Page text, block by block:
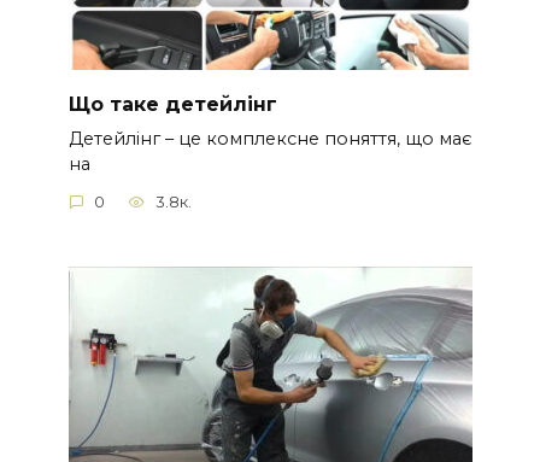
Що таке детейлінг
Детейлінг – це комплексне поняття, що має
на
0 3.8к.